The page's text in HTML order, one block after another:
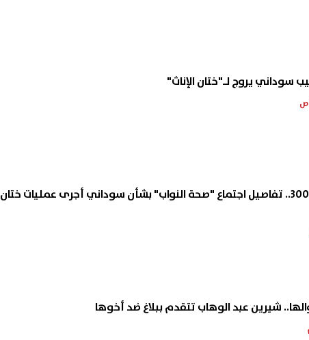
سوداني يروج لـ"ختان الإناث"
عاجل| بمبالغ تصل لـ3000.. تفاصيل اجتماع "صحة النواب" بشأن سوداني أجرى عمليات ختان
شيرين عبد الوهاب تتقدم ببلاغ ضد أخوها